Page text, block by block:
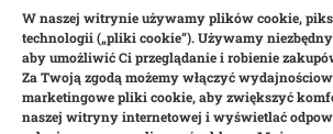
W naszej witrynie używamy plików cookie,
technologii („pliki cookie”). Używamy
aby umożliwić Ci przeglądanie i robienie
Za Twoją zgodą możemy włączyć
marketingowe pliki cookie, aby zwiększyć
naszej witryny internetowej i wyświetlać